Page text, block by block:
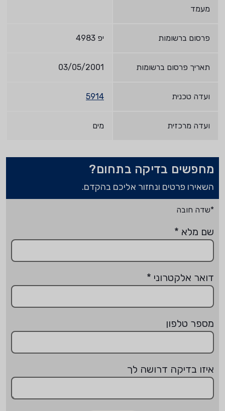
מעמד
פרסום ברשומות יפ 4983
תאריך פרסום ברשומות 03/05/2001
ועדה טכנית 5914
ועדה מרכזית מים
מחפשים בדיקה בתחום?
השאירו פרטים ונחזור אליכם בהקדם.
*שדה חובה
שם מלא *
דואר אלקטרוני *
מספר טלפון
איזו בדיקה דרושה לך